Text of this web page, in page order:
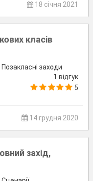
18 січня 2021
класів
заходи
1 відгук
5
14 грудня 2020
захід,